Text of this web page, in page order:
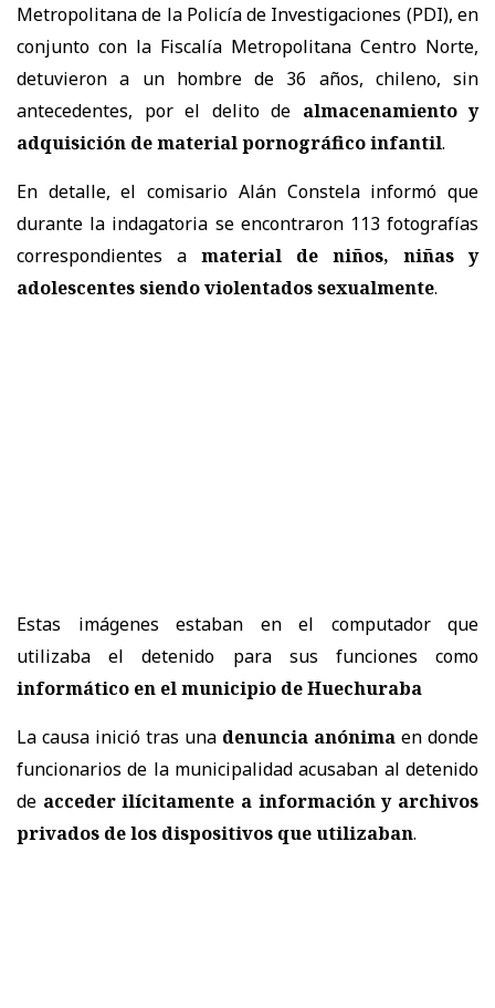
Metropolitana de la Policía de Investigaciones (PDI), en
conjunto con la Fiscalía Metropolitana Centro Norte,
detuvieron a un hombre de 36 años, chileno, sin
antecedentes, por el delito de almacenamiento y
adquisición de material pornográfico infantil.
En detalle, el comisario Alán Constela informó que
durante la indagatoria se encontraron 113 fotografías
correspondientes a material de niños, niñas y
adolescentes siendo violentados sexualmente.
Estas imágenes estaban en el computador que
utilizaba el detenido para sus funciones como
informático en el municipio de Huechuraba
La causa inició tras una denuncia anónima en donde
funcionarios de la municipalidad acusaban al detenido
de acceder ilícitamente a información y archivos
privados de los dispositivos que utilizaban.